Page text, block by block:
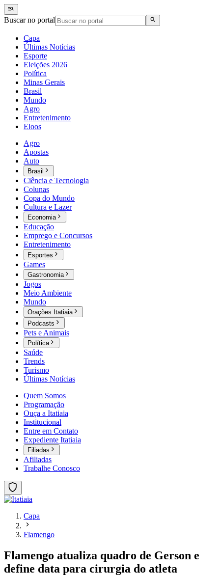
Buscar no portal
Capa
Últimas Notícias
Esporte
Eleições 2026
Política
Minas Gerais
Brasil
Mundo
Agro
Entretenimento
Eloos
Agro
Apostas
Auto
Brasil
Ciência e Tecnologia
Colunas
Copa do Mundo
Cultura e Lazer
Economia
Educação
Emprego e Concursos
Entretenimento
Esportes
Games
Gastronomia
Jogos
Meio Ambiente
Mundo
Orações Itatiaia
Podcasts
Pets e Animais
Política
Saúde
Trends
Turismo
Últimas Notícias
Quem Somos
Programação
Ouça a Itatiaia
Institucional
Entre em Contato
Expediente Itatiaia
Filiadas
Afiliadas
Trabalhe Conosco
Capa
Flamengo
Flamengo atualiza quadro de Gerson e
define data para cirurgia do atleta